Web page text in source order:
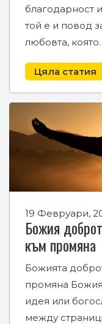
благодарност
той е и повод
любовта,
Цяла статия
19 Февруари,
Божия
към промяна
Божията
промяна
идея или
между